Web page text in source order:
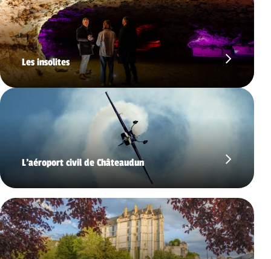
Les insolites
L’aéroport civil de Châteaudun